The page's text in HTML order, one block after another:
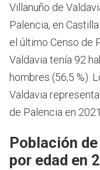
Villanuño de
Palencia, en
el último Censo de
Valdavia tenía 92
hombres (56,5 %).
Valdavia
de Palencia en 2021.
Población
por edad en